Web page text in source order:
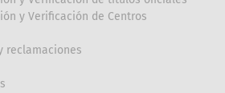
y Verificación de Centros
reclamaciones